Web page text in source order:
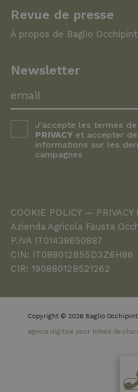
Revue de presse
À propos de Baglio
Newsletter
J'accepte les termes
PRIVACY et accepter
informations sur les
campagnes
COOKIE POLICY
PRIVACY
Azienda Agricola Fausta
P.IVA IT01438650887
CIN: IT088012B55D3Z6H86
CIR: 19088012B521262
Copyright © 2026 Baglio
agence digitale pour hôtels de